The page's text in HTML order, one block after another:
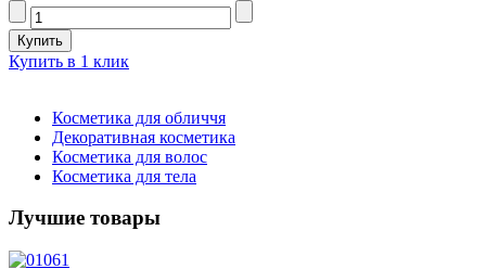
Купить в 1 клик
Косметика для обличчя
Декоративная косметика
Косметика для волос
Косметика для тела
Лучшие товары